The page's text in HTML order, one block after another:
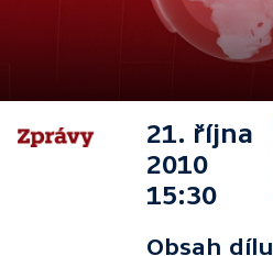
21. října
2010
15:30
Obsah dílu